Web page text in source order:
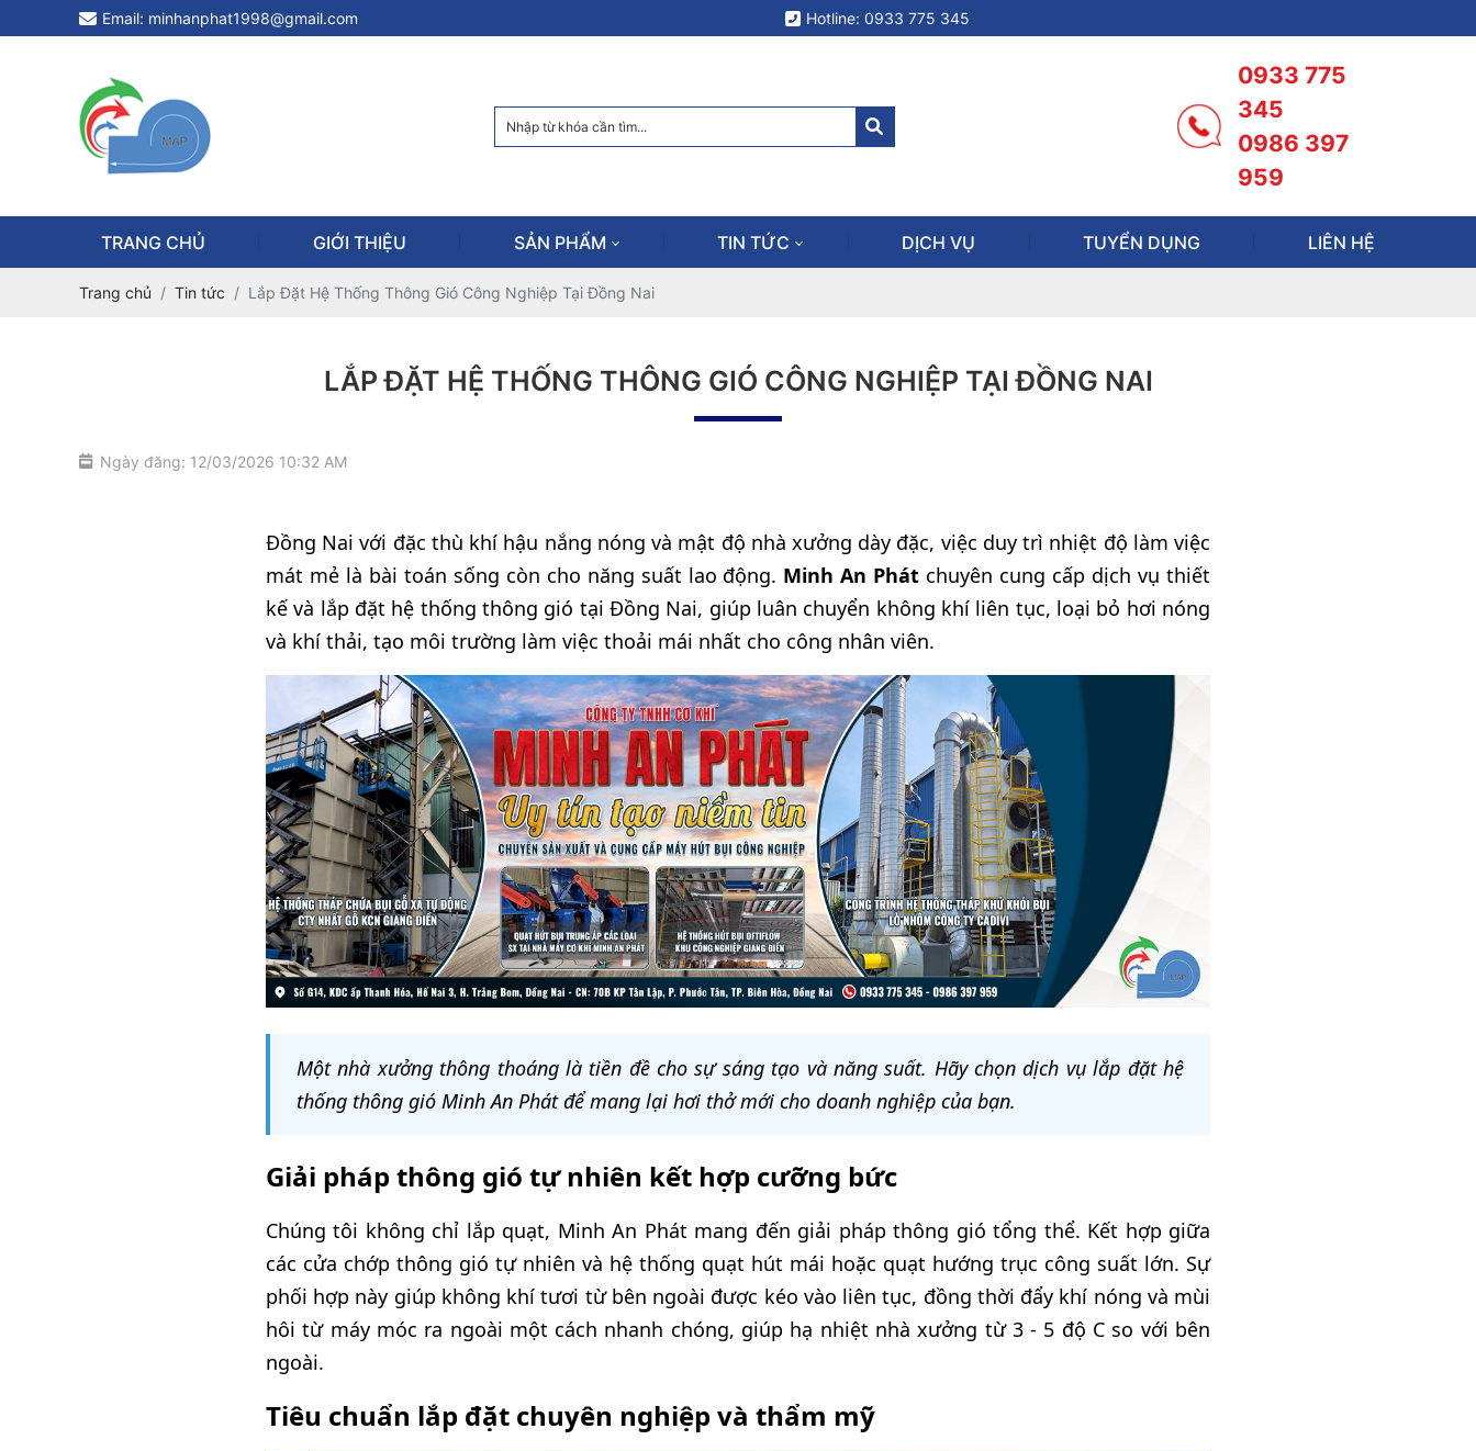
Email: minhanphat1998@gmail.com Hotline: 0933 775 345
0933 775
345
0986 397
959
TRANG CHỦ GIỚI THIỆU SẢN PHẨM TIN TỨC DỊCH VỤ TUYỂN DỤNG LIÊN HỆ
Trang chủ Tin tức Lắp Đặt Hệ Thống Thông Gió Công Nghiệp Tại Đồng Nai
LẮP ĐẶT HỆ THỐNG THÔNG GIÓ CÔNG NGHIỆP TẠI ĐỒNG NAI
Ngày đăng: 12/03/2026 10:32 AM
Đồng Nai với đặc thù khí hậu nắng nóng và mật độ nhà xưởng dày đặc, việc duy trì nhiệt độ làm việc
mát mẻ là bài toán sống còn cho năng suất lao động. Minh An Phát chuyên cung cấp dịch vụ thiết
kế và lắp đặt hệ thống thông gió tại Đồng Nai, giúp luân chuyển không khí liên tục, loại bỏ hơi nóng
và khí thải, tạo môi trường làm việc thoải mái nhất cho công nhân viên.
Một nhà xưởng thông thoáng là tiền đề cho sự sáng tạo và năng suất. Hãy chọn dịch vụ lắp đặt hệ
thống thông gió Minh An Phát để mang lại hơi thở mới cho doanh nghiệp của bạn.
Giải pháp thông gió tự nhiên kết hợp cưỡng bức
Chúng tôi không chỉ lắp quạt, Minh An Phát mang đến giải pháp thông gió tổng thể. Kết hợp giữa
các cửa chớp thông gió tự nhiên và hệ thống quạt hút mái hoặc quạt hướng trục công suất lớn. Sự
phối hợp này giúp không khí tươi từ bên ngoài được kéo vào liên tục, đồng thời đẩy khí nóng và mùi
hôi từ máy móc ra ngoài một cách nhanh chóng, giúp hạ nhiệt nhà xưởng từ 3 - 5 độ C so với bên
ngoài.
Tiêu chuẩn lắp đặt chuyên nghiệp và thẩm mỹ